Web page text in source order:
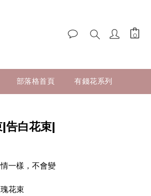
部落格首頁 有錢花系列
告白花束|
一樣，不會變
花束